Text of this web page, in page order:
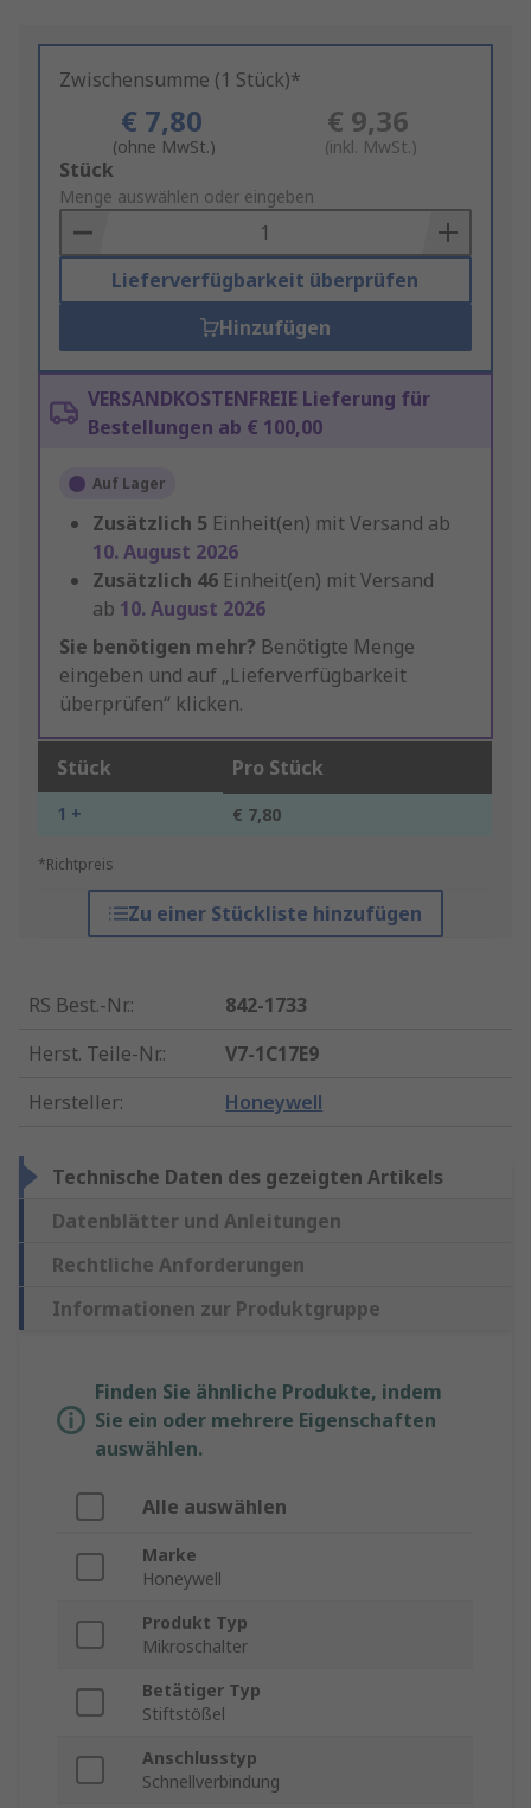
Zwischensumme (1 Stück)*
€ 7,80
(ohne MwSt.)
€ 9,36
(inkl. MwSt.)
Add
to
Basket
Stück
Menge auswählen oder eingeben
Lieferverfügbarkeit überprüfen
Hinzufügen
VERSANDKOSTENFREIE Lieferung für
Bestellungen ab € 100,00
Auf Lager
Zusätzlich 5 Einheit(en) mit Versand ab
10. August 2026
Zusätzlich 46 Einheit(en) mit Versand
ab 10. August 2026
Sie benötigen mehr? Benötigte Menge
eingeben und auf „Lieferverfügbarkeit
überprüfen“ klicken.
Stück Pro Stück
1 + € 7,80
*Richtpreis
Zu einer Stückliste hinzufügen
RS Best.-Nr.:
842-1733
Herst. Teile-Nr.:
V7-1C17E9
Hersteller: Honeywell
Technische Daten des gezeigten Artikels
Datenblätter und Anleitungen
Rechtliche Anforderungen
Informationen zur Produktgruppe
Finden Sie ähnliche Produkte, indem
Sie ein oder mehrere Eigenschaften
auswählen.
Alle auswählen
Marke
Honeywell
Produkt Typ
Mikroschalter
Betätiger Typ
Stiftstößel
Anschlusstyp
Schnellverbindung